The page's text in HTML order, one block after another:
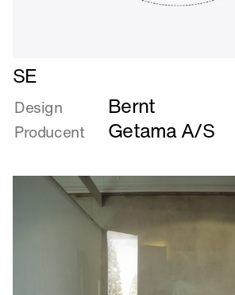
Læs
mere
om
SE
SE
Design Bernt
Producent Getama A/S